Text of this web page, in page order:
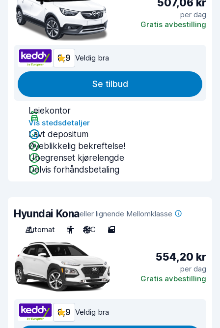
507,06 kr
per dag
Gratis avbestilling
8,9 Veldig bra
Se tilbud
Leiekontor
Vis stedsdetaljer
Lavt depositum
Øyeblikkelig bekreftelse!
Ubegrenset kjørelengde
Delvis forhåndsbetaling
Hyundai Konaeller lignende Mellomklasse
Automat
5 A/C 5
554,20 kr
per dag
Gratis avbestilling
8,9 Veldig bra